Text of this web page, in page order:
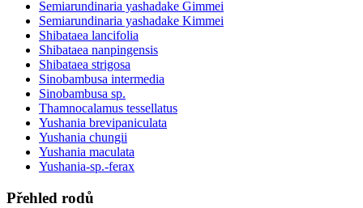
Semiarundinaria yashadake Gimmei
Semiarundinaria yashadake Kimmei
Shibataea lancifolia
Shibataea nanpingensis
Shibataea strigosa
Sinobambusa intermedia
Sinobambusa sp.
Thamnocalamus tessellatus
Yushania brevipaniculata
Yushania chungii
Yushania maculata
Yushania-sp.-ferax
Přehled rodů